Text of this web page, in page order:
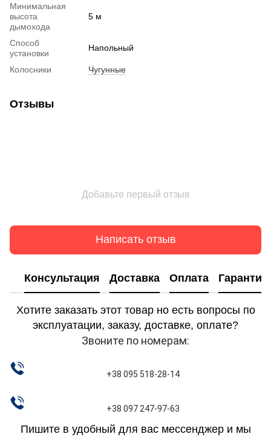
Минимальная
высота
дымохода
5 м
Способ
установки
Напольный
Колосники Чугунные
Отзывы
Добавьте первый отзыв
Написать отзыв
Консультация Доставка Оплата Гарантия
Хотите заказать этот товар но есть вопросы по
эксплуатации, заказу, доставке, оплате?
Звоните по номерам:
+38 095 518-28-14
+38 097 247-97-63
Пишите в удобный для вас мессенджер и мы